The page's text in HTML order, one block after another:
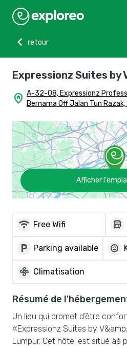
chevron_left
retour
Expressionz Suites by
home_pin A-32-08, Expressionz
Bernama Off Jalan Tun
Afficher
wifi Free Wifi directions_bus
local_parking Parking available child_care
mode_fan Climatisation
Résumé de
Un lieu qui promet d’être
«Expressionz Suites by
Lumpur. Cet hôtel est situé àà